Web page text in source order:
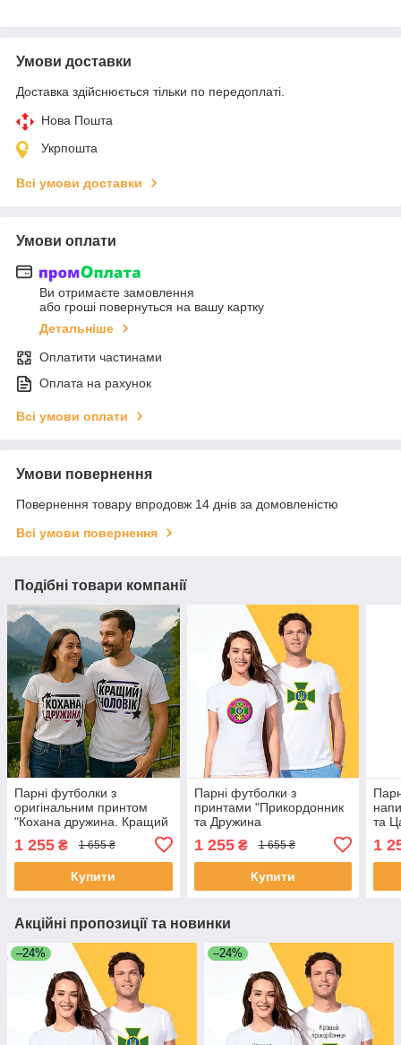
Умови доставки
Доставка здійснюється тільки по передоплаті.
Нова Пошта
Укрпошта
Всі умови доставки
Умови оплати
Ви отримаєте замовлення
або гроші повернуться на вашу картку
Детальніше
Оплатити частинами
Оплата на рахунок
Всі умови оплати
Умови повернення
Повернення товару впродовж 14 днів за домовленістю
Всі умови повернення
Подібні товари компанії
Парні футболки з
оригінальним принтом
"Кохана дружина. Кращий
1 255 ₴ 1 655 ₴
Купити
Парні футболки з
принтами "Прикордонник
та Дружина
(емблеми) XS, Білий Push
IT
1 255₴ 1 655 ₴
Купити
та
1
Акційні пропозиції та новинки
–24% –24%